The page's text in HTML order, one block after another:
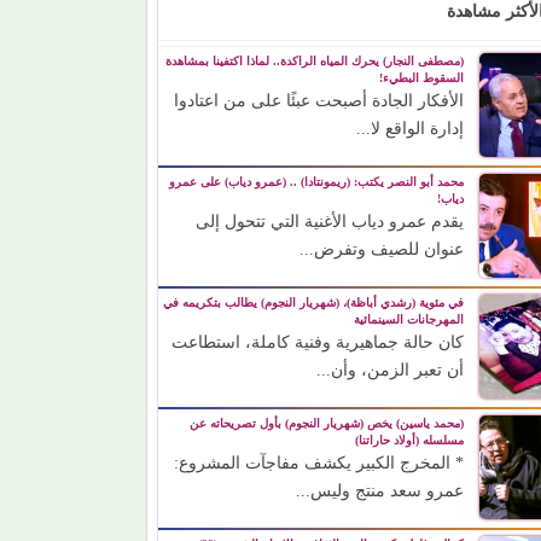
مشاهدة
(مصطفى النجار) يحرك المياه الراكدة.. لماذا اكتفينا بمشاهدة
السقوط البطيء!
الأفكار الجادة أصبحت عبئًا على من اعتادوا
إدارة الواقع لا...
محمد أبو النصر يكتب: (ريمونتادا) .. (عمرو دياب) على عمرو
دياب!
يقدم عمرو دياب الأغنية التي تتحول إلى
عنوان للصيف وتفرض...
في مئوية (رشدي أباظة)، (شهريار النجوم) يطالب بتكريمه في
المهرجانات السينمائية
كان حالة جماهيرية وفنية كاملة، استطاعت
أن تعبر الزمن، وأن...
(محمد ياسين) يخص (شهريار النجوم) بأول تصريحاته عن
مسلسله (أولاد حاراتنا)
* المخرج الكبير يكشف مفاجآت المشروع:
عمرو سعد منتج وليس...